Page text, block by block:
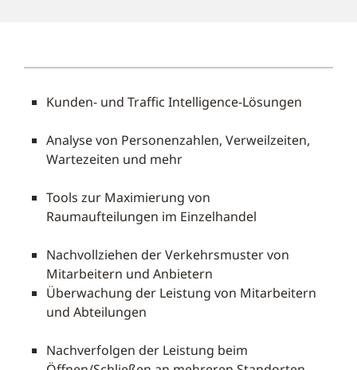
Kunden- und Traffic Intelligence-Lösungen
Analyse von Personenzahlen, Verweilzeiten,
Wartezeiten und mehr
Tools zur Maximierung von
Raumaufteilungen im Einzelhandel
Nachvollziehen der Verkehrsmuster von
Mitarbeitern und Anbietern
Überwachung der Leistung von Mitarbeitern
und Abteilungen
Nachverfolgen der Leistung beim